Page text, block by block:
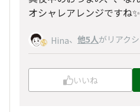
オシャレアレンジですね✨
Hina、 他5人がリアク
いいね